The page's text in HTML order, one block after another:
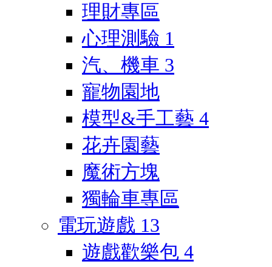
理財專區
心理測驗 1
汽、機車 3
寵物園地
模型&手工藝 4
花卉園藝
魔術方塊
獨輪車專區
電玩遊戲 13
遊戲歡樂包 4